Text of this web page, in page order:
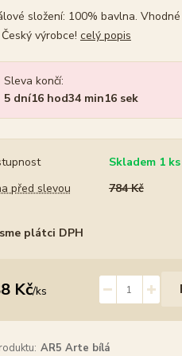
složení: 100% bavlna.
výrobce! celý popis
Sleva končí:
5 dní16hod34min15sek
Skladem 1 ks
před slevou
784 Kč
plátci DPH
Kč/ks
AR5 Arte bílá